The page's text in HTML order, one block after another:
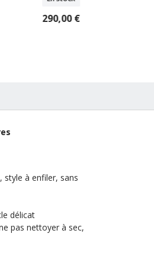
290,00 €
style à enfiler, sans
délicat
pas nettoyer à sec,